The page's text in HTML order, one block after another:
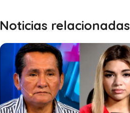
Noticias relacionadas